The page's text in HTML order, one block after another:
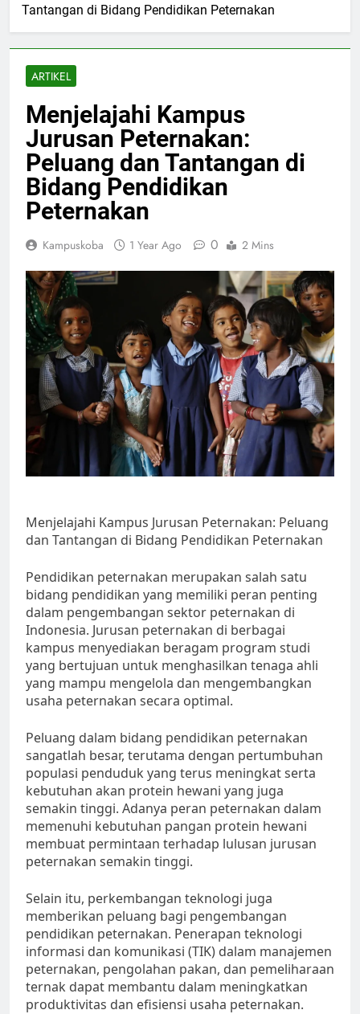
Tantangan di Bidang Pendidikan Peternakan
ARTIKEL
Menjelajahi Kampus
Jurusan Peternakan:
Peluang dan Tantangan di
Bidang Pendidikan
Peternakan
Kampuskoba 1 Year Ago 0 2 Mins
Menjelajahi Kampus Jurusan Peternakan: Peluang
dan Tantangan di Bidang Pendidikan Peternakan
Pendidikan peternakan merupakan salah satu
bidang pendidikan yang memiliki peran penting
dalam pengembangan sektor peternakan di
Indonesia. Jurusan peternakan di berbagai
kampus menyediakan beragam program studi
yang bertujuan untuk menghasilkan tenaga ahli
yang mampu mengelola dan mengembangkan
usaha peternakan secara optimal.
Peluang dalam bidang pendidikan peternakan
sangatlah besar, terutama dengan pertumbuhan
populasi penduduk yang terus meningkat serta
kebutuhan akan protein hewani yang juga
semakin tinggi. Adanya peran peternakan dalam
memenuhi kebutuhan pangan protein hewani
membuat permintaan terhadap lulusan jurusan
peternakan semakin tinggi.
Selain itu, perkembangan teknologi juga
memberikan peluang bagi pengembangan
pendidikan peternakan. Penerapan teknologi
informasi dan komunikasi (TIK) dalam manajemen
peternakan, pengolahan pakan, dan pemeliharaan
ternak dapat membantu dalam meningkatkan
produktivitas dan efisiensi usaha peternakan.